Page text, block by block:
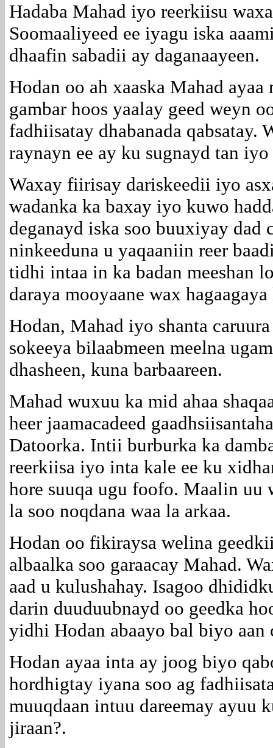
Hadaba Mahad iyo reerkiisu
Soomaaliyeed ee iyagu iska
dhaafin sabadii ay daganaayeen.
Hodan oo ah xaaska Mahad
gambar hoos yaalay geed weyn
fadhiisatay dhabanada qabsatay.
raynayn ee ay ku sugnayd tan
Waxay fiirisay dariskeedii iyo
wadanka ka baxay iyo kuwo
deganayd iska soo buuxiyay
ninkeeduna u yaqaaniin reer
tidhi intaa in ka badan meeshan
daraya mooyaane wax
Hodan, Mahad iyo shanta
sokeeya bilaabmeen meelna
dhasheen, kuna barbaareen.
Mahad wuxuu ka mid ahaa
heer jaamacadeed
Datoorka. Intii burburka ka
reerkiisa iyo inta kale ee ku
hore suuqa ugu foofo. Maalin
la soo noqdana waa la arkaa.
Hodan oo fikiraysa welina
albaalka soo garaacay Mahad.
aad u kulushahay. Isagoo
darin duuduubnayd oo geedka
yidhi Hodan abaayo bal biyo aan
Hodan ayaa inta ay joog biyo
hordhigtay iyana soo ag
muuqdaan intuu dareemay ayuu
jiraan?.